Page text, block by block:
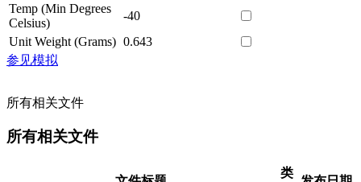
Temp (Min Degrees
Celsius)
-40
Unit Weight (Grams) 0.643
参见模拟
所有相关文件
所有相关文件
类